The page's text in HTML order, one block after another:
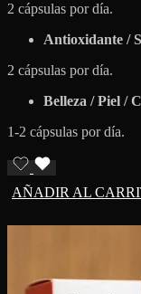
2 cápsulas por día.
Antioxidante /
2 cápsulas por día.
Belleza / Piel /
1-2 cápsulas por día.
AÑADIR AL